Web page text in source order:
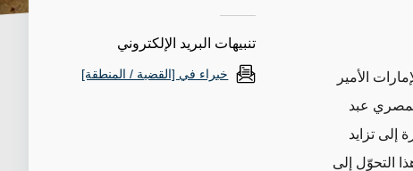
الأمير
المصري عبد
إلى تزايد
التحوّل إلى
تنبيهات البريد الإلكتروني
خبراء في [القضية / المنطقة]